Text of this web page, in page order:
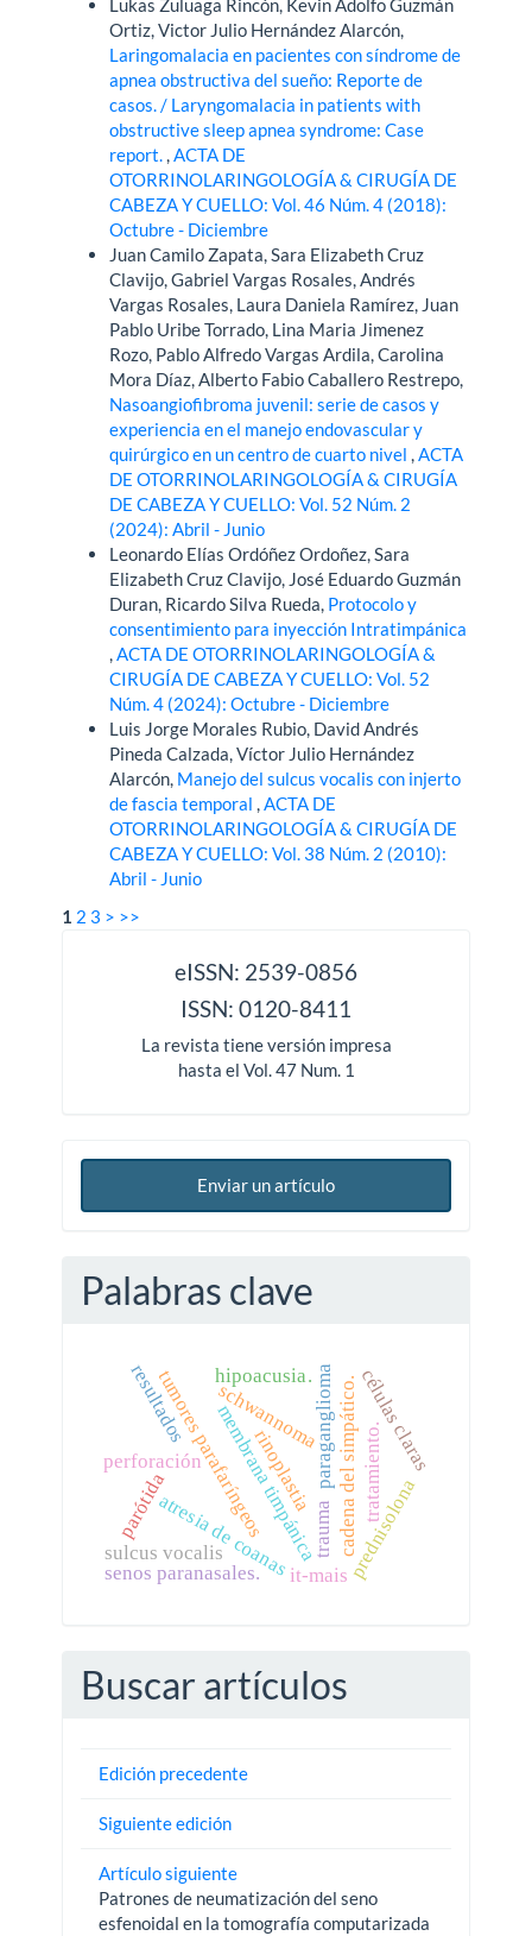
Lukas Zuluaga Rincón, Kevin Adolfo Guzmán
Ortiz, Victor Julio Hernández Alarcón,
Laringomalacia en pacientes con síndrome de
apnea obstructiva del sueño: Reporte de
casos. / Laryngomalacia in patients with
obstructive sleep apnea syndrome: Case
report.,ACTA DE
OTORRINOLARINGOLOGÍA & CIRUGÍA DE
CABEZA Y CUELLO: Vol. 46 Núm. 4 (2018):
Octubre - Diciembre
Juan Camilo Zapata, Sara Elizabeth Cruz
Clavijo, Gabriel Vargas Rosales, Andrés
Vargas Rosales, Laura Daniela Ramírez, Juan
Pablo Uribe Torrado, Lina Maria Jimenez
Rozo, Pablo Alfredo Vargas Ardila, Carolina
Mora Díaz, Alberto Fabio Caballero Restrepo,
Nasoangiofibroma juvenil: serie de casos y
experiencia en el manejo endovascular y
quirúrgico en un centro de cuarto nivel,ACTA
DE OTORRINOLARINGOLOGÍA & CIRUGÍA
DE CABEZA Y CUELLO: Vol. 52 Núm. 2
(2024): Abril - Junio
Leonardo Elías Ordóñez Ordoñez, Sara
Elizabeth Cruz Clavijo, José Eduardo Guzmán
Duran, Ricardo Silva Rueda, Protocolo y
consentimiento para inyección Intratimpánica
,ACTA DE OTORRINOLARINGOLOGÍA &
CIRUGÍA DE CABEZA Y CUELLO: Vol. 52
Núm. 4 (2024): Octubre - Diciembre
Luis Jorge Morales Rubio, David Andrés
Pineda Calzada, Víctor Julio Hernández
Alarcón, Manejo del sulcus vocalis con injerto
de fascia temporal,ACTA DE
OTORRINOLARINGOLOGÍA & CIRUGÍA DE
CABEZA Y CUELLO: Vol. 38 Núm. 2 (2010):
Abril - Junio
1 2 3 > >>
eISSN: 2539-0856
ISSN: 0120-8411
La revista tiene versión impresa
hasta el Vol. 47 Num. 1
Enviar un artículo
Palabras clave
schwannomaparaganglioma
tumores parafaríngeos cadena del simpático.
atresia de coanas
senos paranasales.
perforación membrana timpánicatrauma
hipoacusia.
sulcus vocalis prednisolona
células claras
parótida tratamiento.
it-mais
rinoplastia
resultados
Buscar artículos
Edición precedente
Siguiente edición
Artículo siguiente
Patrones de neumatización del seno
esfenoidal en la tomografía computarizada